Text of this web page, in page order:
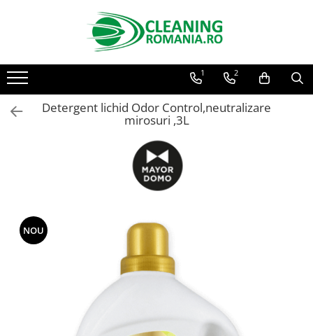
Toate Produsele
Curatenie & Intretinere Casa
Detergenti si solutii concentrate
pentru pardoseli
Produse Bio pentru Casa
Detergenti si solutii universale
Detergenti si solutii pentru geam
suprafete de lemn si mobila
Detergenti si solutii pentru baie
Curatenie Traditionala
Detergenti de vase si solutii
pentru bucatarie
1 2
Detergent lichid Odor Control,neutralizare
mirosuri ,3L
NOU